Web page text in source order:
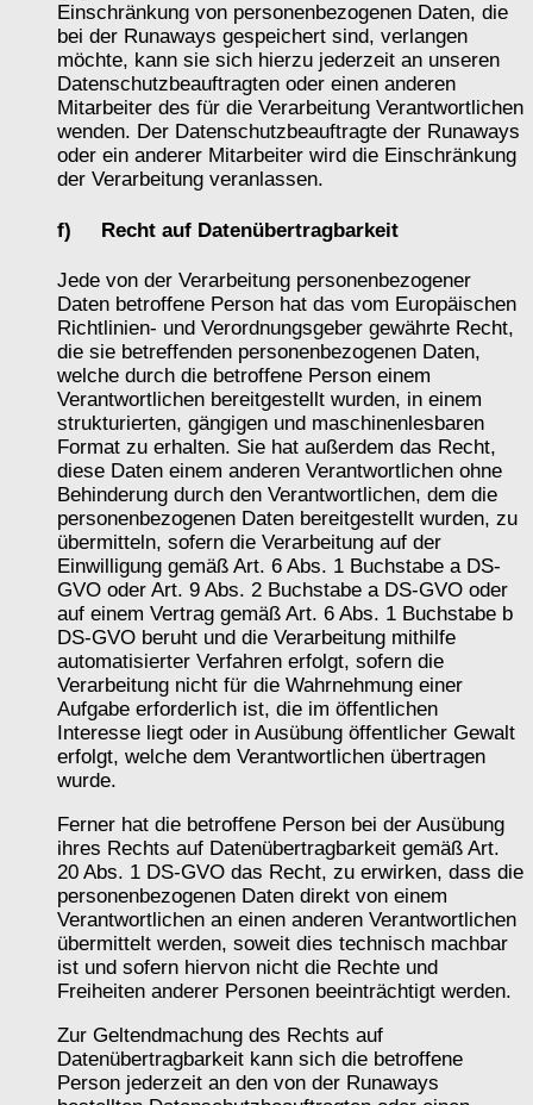
Einschränkung von personenbezogenen Daten, die
bei der Runaways gespeichert sind, verlangen
möchte, kann sie sich hierzu jederzeit an unseren
Datenschutzbeauftragten oder einen anderen
Mitarbeiter des für die Verarbeitung Verantwortlichen
wenden. Der Datenschutzbeauftragte der Runaways
oder ein anderer Mitarbeiter wird die Einschränkung
der Verarbeitung veranlassen.
f) Recht auf Datenübertragbarkeit
Jede von der Verarbeitung personenbezogener
Daten betroffene Person hat das vom Europäischen
Richtlinien- und Verordnungsgeber gewährte Recht,
die sie betreffenden personenbezogenen Daten,
welche durch die betroffene Person einem
Verantwortlichen bereitgestellt wurden, in einem
strukturierten, gängigen und maschinenlesbaren
Format zu erhalten. Sie hat außerdem das Recht,
diese Daten einem anderen Verantwortlichen ohne
Behinderung durch den Verantwortlichen, dem die
personenbezogenen Daten bereitgestellt wurden, zu
übermitteln, sofern die Verarbeitung auf der
Einwilligung gemäß Art. 6 Abs. 1 Buchstabe a DS-
GVO oder Art. 9 Abs. 2 Buchstabe a DS-GVO oder
auf einem Vertrag gemäß Art. 6 Abs. 1 Buchstabe b
DS-GVO beruht und die Verarbeitung mithilfe
automatisierter Verfahren erfolgt, sofern die
Verarbeitung nicht für die Wahrnehmung einer
Aufgabe erforderlich ist, die im öffentlichen
Interesse liegt oder in Ausübung öffentlicher Gewalt
erfolgt, welche dem Verantwortlichen übertragen
wurde.
Ferner hat die betroffene Person bei der Ausübung
ihres Rechts auf Datenübertragbarkeit gemäß Art.
20 Abs. 1 DS-GVO das Recht, zu erwirken, dass die
personenbezogenen Daten direkt von einem
Verantwortlichen an einen anderen Verantwortlichen
übermittelt werden, soweit dies technisch machbar
ist und sofern hiervon nicht die Rechte und
Freiheiten anderer Personen beeinträchtigt werden.
Zur Geltendmachung des Rechts auf
Datenübertragbarkeit kann sich die betroffene
Person jederzeit an den von der Runaways